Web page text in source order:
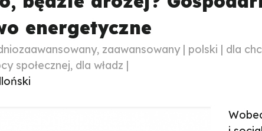
energetyczne
zaawansowany | polski | dla
społecznej, dla władz |